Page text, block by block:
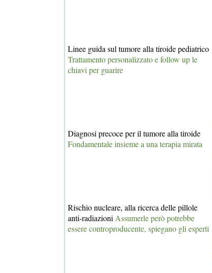
Linee guida sul tumore alla tiroide pediatrico
Trattamento personalizzato e follow up le
chiavi per guarire
Diagnosi precoce per il tumore alla tiroide
Fondamentale insieme a una terapia mirata
Rischio nucleare, alla ricerca delle pillole
anti-radiazioni Assumerle però potrebbe
essere controproducente, spiegano gli esperti